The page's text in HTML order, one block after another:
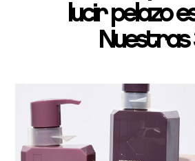
lucir pelazo
Nuestras